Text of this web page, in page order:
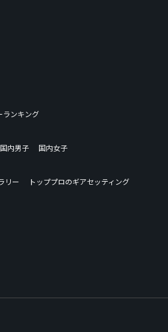
ランキング
国内男子
国内女子
リー
トッププロのギアセッティング